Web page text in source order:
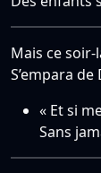
Mais ce
S’empara de
« Et si
Sans